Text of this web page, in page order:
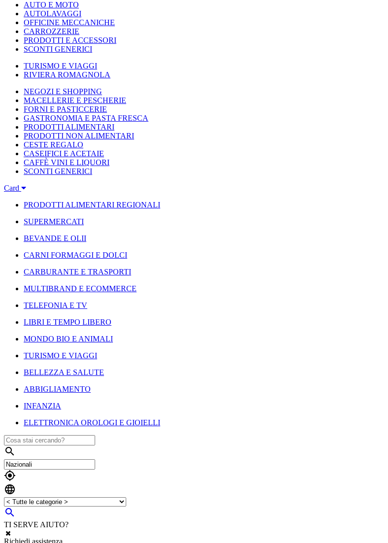
AUTO E MOTO
AUTOLAVAGGI
OFFICINE MECCANICHE
CARROZZERIE
PRODOTTI E ACCESSORI
SCONTI GENERICI
TURISMO E VIAGGI
RIVIERA ROMAGNOLA
NEGOZI E SHOPPING
MACELLERIE E PESCHERIE
FORNI E PASTICCERIE
GASTRONOMIA E PASTA FRESCA
PRODOTTI ALIMENTARI
PRODOTTI NON ALIMENTARI
CESTE REGALO
CASEIFICI E ACETAIE
CAFFÈ VINI E LIQUORI
SCONTI GENERICI
Card
PRODOTTI ALIMENTARI REGIONALI
SUPERMERCATI
BEVANDE E OLII
CARNI FORMAGGI E DOLCI
CARBURANTE E TRASPORTI
MULTIBRAND E ECOMMERCE
TELEFONIA E TV
LIBRI E TEMPO LIBERO
MONDO BIO E ANIMALI
TURISMO E VIAGGI
BELLEZZA E SALUTE
ABBIGLIAMENTO
INFANZIA
ELETTRONICA OROLOGI E GIOIELLI




TI SERVE AIUTO?
Richiedi assistenza